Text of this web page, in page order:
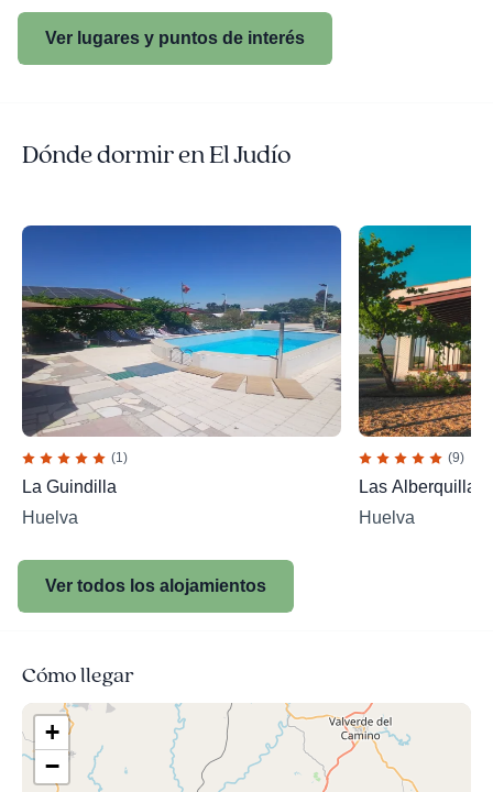
Ver lugares y puntos de interés
Dónde dormir en El Judío
(1)
La Guindilla
Huelva
(9)
Las Alberquillas
Huelva
Ver todos los alojamientos
Cómo llegar
+
−